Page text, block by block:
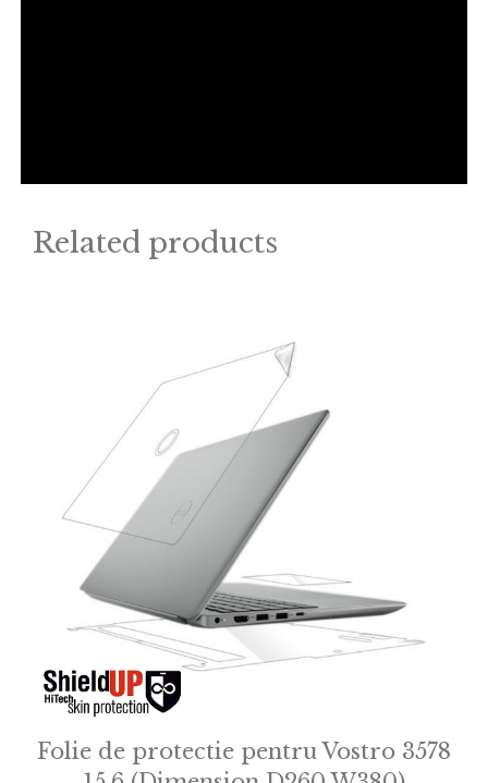
Related products
Folie de protectie pentru Vostro 3578